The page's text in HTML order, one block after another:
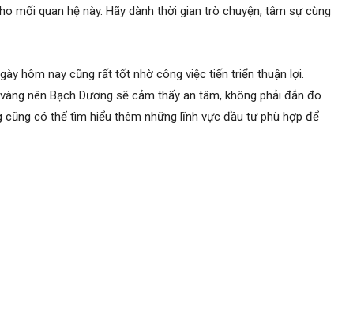
mối quan hệ này. Hãy dành thời gian trò chuyện, tâm sự cùng
hôm nay cũng rất tốt nhờ công việc tiến triển thuận lợi.
nên Bạch Dương sẽ cảm thấy an tâm, không phải đắn đo
cũng có thể tìm hiểu thêm những lĩnh vực đầu tư phù hợp để